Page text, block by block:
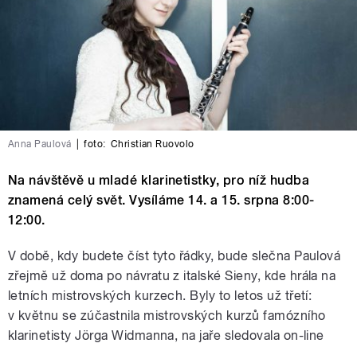
Anna Paulová foto: Christian Ruovolo
Na návštěvě u mladé klarinetistky, pro níž hudba
znamená celý svět. Vysíláme 14. a 15. srpna 8:00-
12:00.
V době, kdy budete číst tyto řádky, bude slečna Paulová
zřejmě už doma po návratu z italské Sieny, kde hrála na
letních mistrovských kurzech. Byly to letos už třetí:
v květnu se zúčastnila mistrovských kurzů famózního
klarinetisty Jörga Widmanna, na jaře sledovala on-line